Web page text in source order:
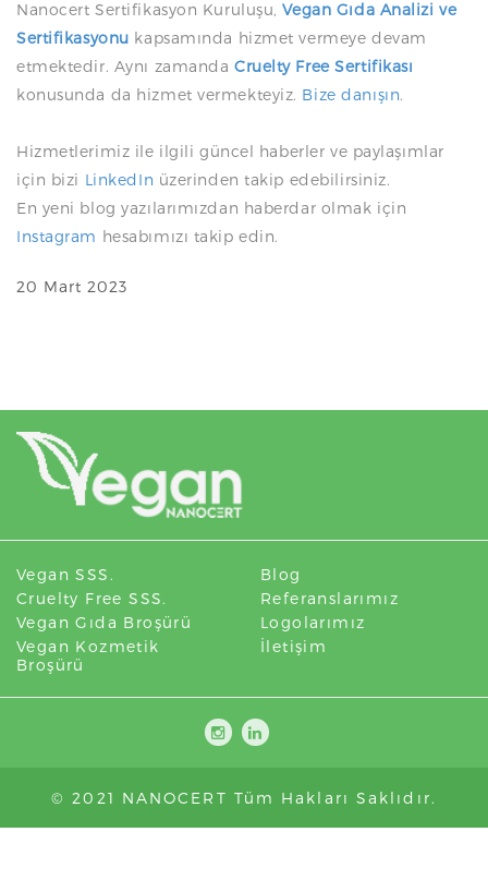
Nanocert Sertifikasyon Kuruluşu,Vegan Gıda Analizi ve
Sertifikasyonu kapsamında hizmet vermeye devam
etmektedir. Aynı zamanda Cruelty Free Sertifikası
konusunda da hizmet vermekteyiz. Bize danışın.
Hizmetlerimiz ile ilgili güncel haberler ve paylaşımlar
için bizi LinkedIn üzerinden takip edebilirsiniz.
En yeni blog yazılarımızdan haberdar olmak için
Instagram hesabımızı takip edin.
20 Mart 2023
Vegan SSS.
Cruelty Free SSS.
Vegan Gıda Broşürü
Vegan Kozmetik
Broşürü
Blog
Referanslarımız
Logolarımız
İletişim
© 2021 NANOCERT Tüm Hakları Saklıdır.